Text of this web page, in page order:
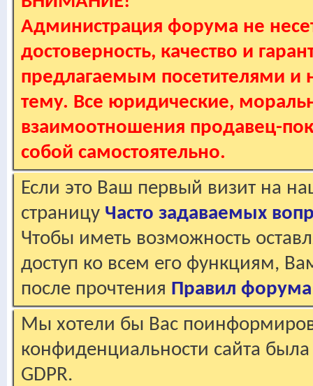
Администрация форума не
достоверность, качество и
предлагаемым посетителями и
тему. Все юридические,
взаимоотношения продавец-
собой самостоятельно.
Если это Ваш первый визит на
страницу Часто задаваемых
Чтобы иметь возможность
доступ ко всем его функциям,
после прочтения Правил форума
Мы хотели бы Вас
конфиденциальности сайта
GDPR.